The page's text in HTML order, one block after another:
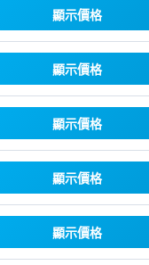
顯示價格
顯示價格
顯示價格
顯示價格
顯示價格